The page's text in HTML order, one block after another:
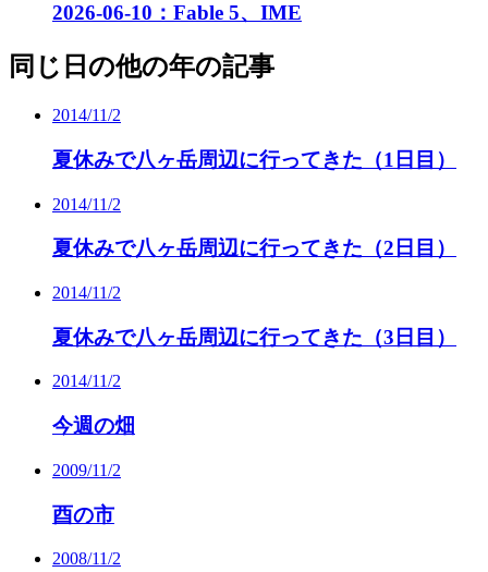
2026-06-10：Fable 5、IME
同じ日の他の年の記事
2014/11/2
夏休みで八ヶ岳周辺に行ってきた（1日目）
2014/11/2
夏休みで八ヶ岳周辺に行ってきた（2日目）
2014/11/2
夏休みで八ヶ岳周辺に行ってきた（3日目）
2014/11/2
今週の畑
2009/11/2
酉の市
2008/11/2